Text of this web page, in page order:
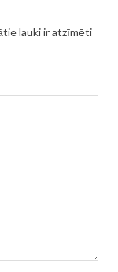
lauki ir atzīmēti